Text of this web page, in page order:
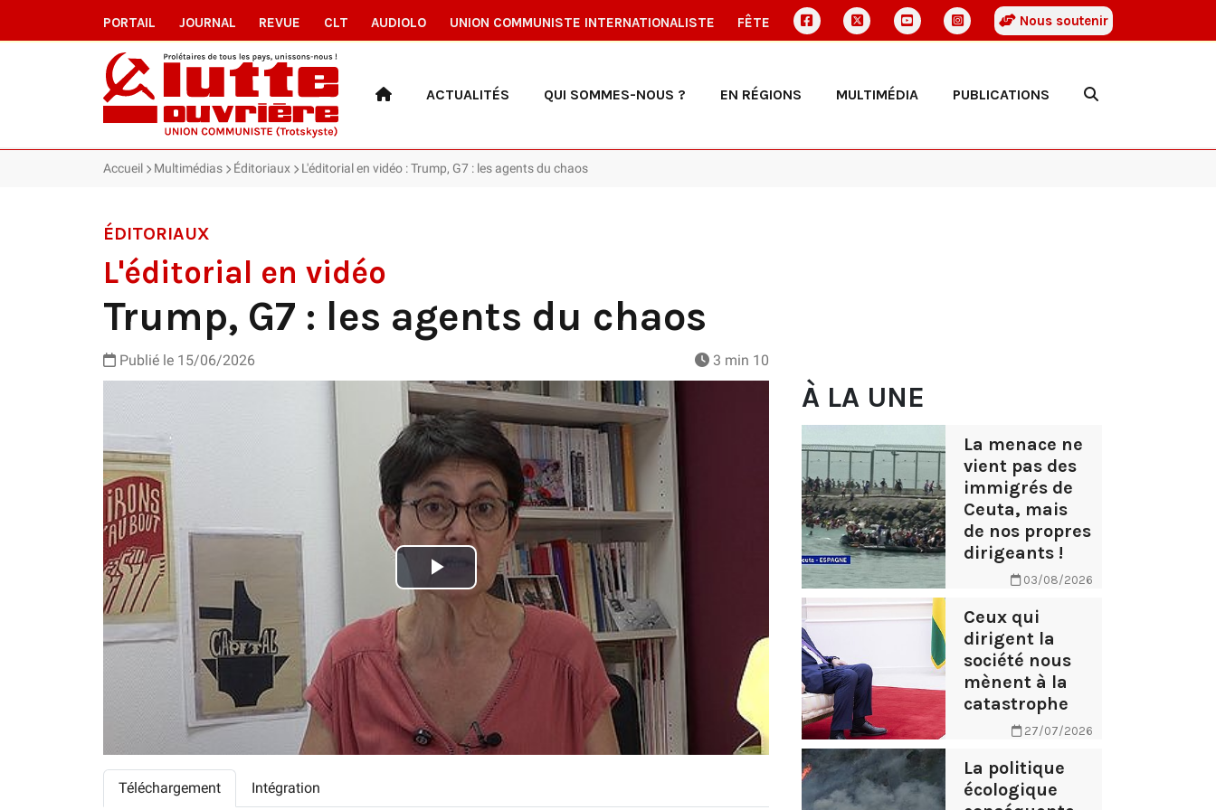
PORTAIL JOURNAL REVUE CLT AUDIOLO UNION COMMUNISTE INTERNATIONALISTE FÊTE Nous soutenir
ACTUALITÉS QUI SOMMES-NOUS ? EN RÉGIONS MULTIMÉDIA PUBLICATIONS
Accueil Multimédias Éditoriaux L'éditorial en vidéo : Trump, G7 : les agents du chaos
ÉDITORIAUX
L'éditorial en vidéo
Trump, G7 : les agents du chaos
Publié le 15/06/2026 3 min 10
Play
Video
Téléchargement Intégration
À LA UNE
La menace ne
vient pas des
immigrés de
Ceuta, mais
de nos propres
dirigeants !
03/08/2026
Ceux qui
dirigent la
société nous
mènent à la
catastrophe
27/07/2026
La politique
écologique